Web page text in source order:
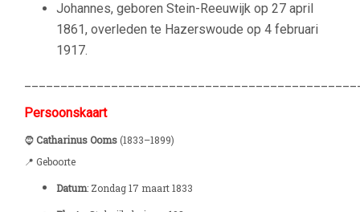
Johannes, geboren Stein-Reeuwijk op 27 april
1861, overleden te Hazerswoude op 4 februari
1917.
Persoonskaart
🧔Catharinus Ooms(1833–1899)
📍 Geboorte
Datum: Zondag 17 maart 1833